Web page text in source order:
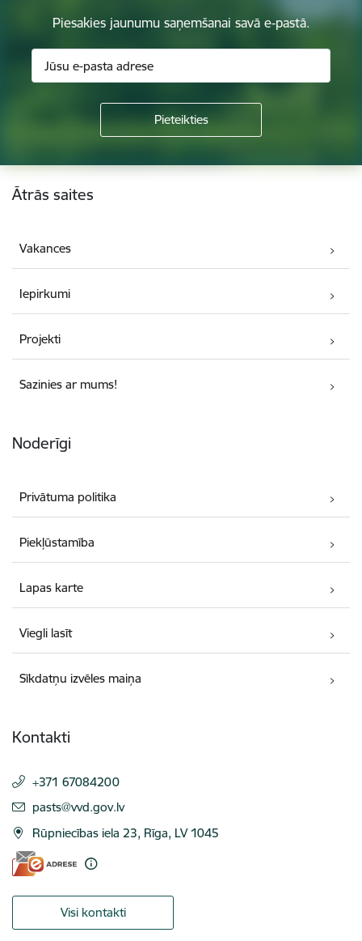
Piesakies jaunumu saņemšanai savā e-pastā.
Kājene
Ātrās saites
Vakances
Iepirkumi
Projekti
Sazinies ar mums!
Noderīgi
Privātuma politika
Piekļūstamība
Lapas karte
Viegli lasīt
Sīkdatņu izvēles maiņa
Kontakti
+371 67084200
E-pasts:
pasts@vvd.gov.lv
Rūpniecības iela 23, Rīga, LV 1045
Visi kontakti